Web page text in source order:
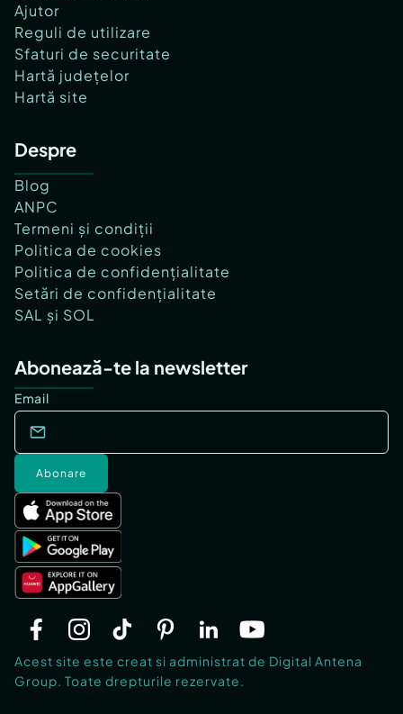
Ajutor
Reguli de utilizare
Sfaturi de securitate
Hartă județelor
Hartă site
Despre
Blog
ANPC
Termeni și condiții
Politica de cookies
Politica de confidențialitate
Setări de confidențialitate
SAL și SOL
Abonează-te la newsletter
Email
Abonare
Acest site este creat si administrat de Digital Antena
Group. Toate drepturile rezervate.